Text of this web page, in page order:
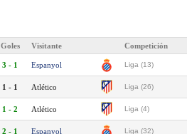
Goles Visitante Competición
3 - 1 Espanyol Liga (13)
1 - 1 Atlético Liga (26)
1 - 2 Atlético Liga (4)
2 - 1 Espanyol Liga (32)